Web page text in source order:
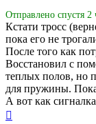
Отправлено спустя
Кстати тросс
пока его не
После того как
Восстановил с
теплых полов, но
для пружины. Пока
А вот как